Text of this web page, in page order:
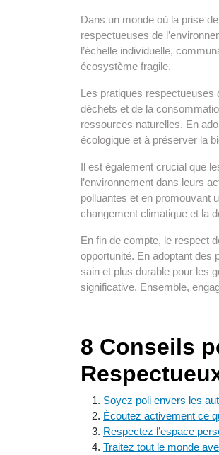
Dans un monde où la prise
respectueuses de
l’échelle individuelle,
écosystème fragile.
Les pratiques respectueuses
déchets et de la
ressources naturelles. En
écologique et à préserver la
Il est également crucial que
l’environnement dans leurs
polluantes et en promouvant
changement climatique et la
En fin de compte, le respect
opportunité. En adoptant des
sain et plus durable pour les
significative. Ensemble,
8 Conseils
Soyez poli envers les
Écoutez activement ce
Respectez l’espace
Traitez tout le monde